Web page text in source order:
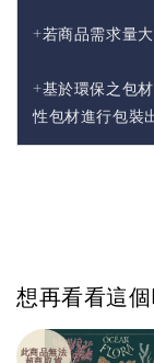
+若商品需求量
+基於環保之包
性包材進行包裝
想再看看這個
此商品無法
超商取貨